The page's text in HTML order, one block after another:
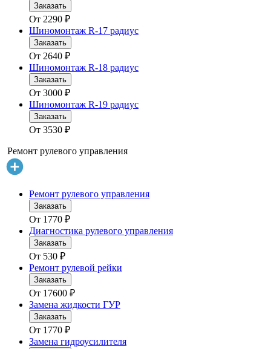
Заказать
От 2290 ₽
Шиномонтаж R-17 радиус
Заказать
От 2640 ₽
Шиномонтаж R-18 радиус
Заказать
От 3000 ₽
Шиномонтаж R-19 радиус
Заказать
От 3530 ₽
Ремонт рулевого управления
Ремонт рулевого управления
Заказать
От 1770 ₽
Диагностика рулевого управления
Заказать
От 530 ₽
Ремонт рулевой рейки
Заказать
От 17600 ₽
Замена жидкости ГУР
Заказать
От 1770 ₽
Замена гидроусилителя